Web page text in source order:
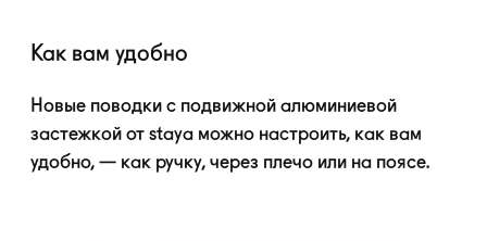
Как вам удобно
Новые поводки с подвижной алюминиевой
застежкой от staya можно настроить, как вам
удобно, — как ручку, через плечо или на поясе.